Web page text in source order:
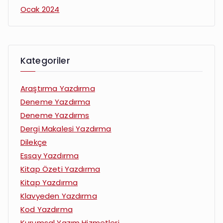
Ocak 2024
Kategoriler
Araştırma Yazdırma
Deneme Yazdırma
Deneme Yazdırms
Dergi Makalesi Yazdırma
Dilekçe
Essay Yazdırma
Kitap Özeti Yazdırma
Kitap Yazdırma
Klavyeden Yazdırma
Kod Yazdırma